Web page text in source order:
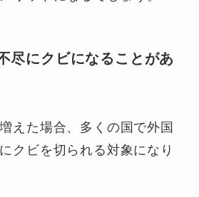
尽にクビになることがあ
えた場合、多くの国で外国
クビを切られる対象になり